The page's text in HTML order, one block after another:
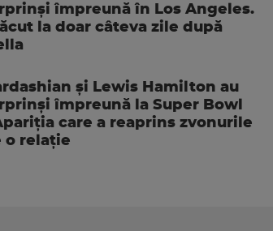
împreună în Los Angeles.
la doar câteva zile după
și Lewis Hamilton au
împreună la Super Bowl
care a reaprins zvonurile
o relație